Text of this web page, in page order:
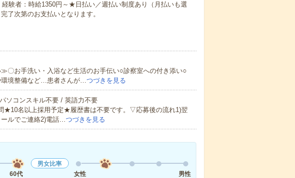
験者：時給1350円～★日払い／週払い制度あり（月払いも選
了次第のお支払いとなります。
〇お手洗い・入浴など生活のお手伝い○診察室への付き添い○
環境整備など…患者さんが…つづきを見る
ソコンスキル不要 / 英語力不要
名以上採用予定★履歴書は不要です。▽応募後の流れ1)翌
ルでご連絡2)電話…つづきを見る
60代
男女比率
女性
男性